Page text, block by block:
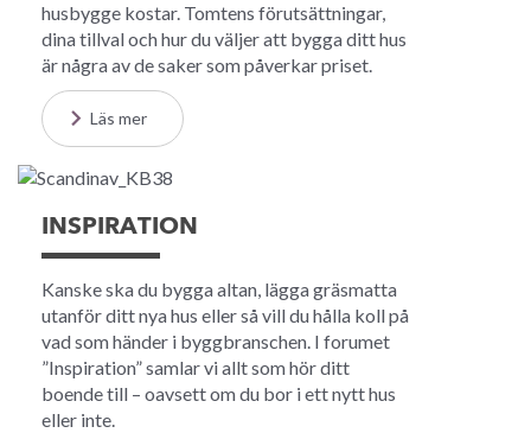
husbygge kostar. Tomtens förutsättningar,
dina tillval och hur du väljer att bygga ditt hus
är några av de saker som påverkar priset.
Läs mer
INSPIRATION
Kanske ska du bygga altan, lägga gräsmatta
utanför ditt nya hus eller så vill du hålla koll på
vad som händer i byggbranschen. I forumet
”Inspiration” samlar vi allt som hör ditt
boende till – oavsett om du bor i ett nytt hus
eller inte.